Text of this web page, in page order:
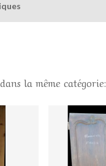
la même catégorie: